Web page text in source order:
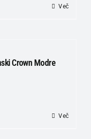
Več
Crown Modre
Več